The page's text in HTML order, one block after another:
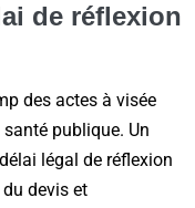
de réflexion
des actes à visée
publique. Un
légal de réflexion
devis et